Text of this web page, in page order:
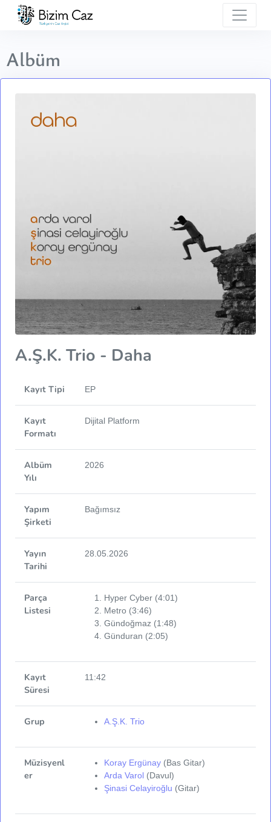
Albüm
A.Ş.K. Trio - Daha
Kayıt Tipi EP
Kayıt
Formatı
Dijital Platform
Albüm
Yılı
2026
Yapım
Şirketi
Bağımsız
Yayın
Tarihi
28.05.2026
Parça
Listesi
Hyper Cyber (4:01)
Metro (3:46)
Gündoğmaz (1:48)
Günduran (2:05)
Kayıt
Süresi
11:42
Grup A.Ş.K. Trio
Müzisyenl
er
Koray Ergünay (Bas Gitar)
Arda Varol (Davul)
Şinasi Celayiroğlu (Gitar)